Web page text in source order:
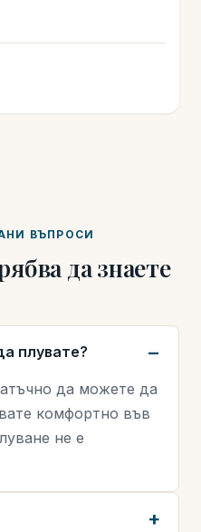
ВЪПРОСИ
да знаете
плувате?
да можете да
комфортно във
не е